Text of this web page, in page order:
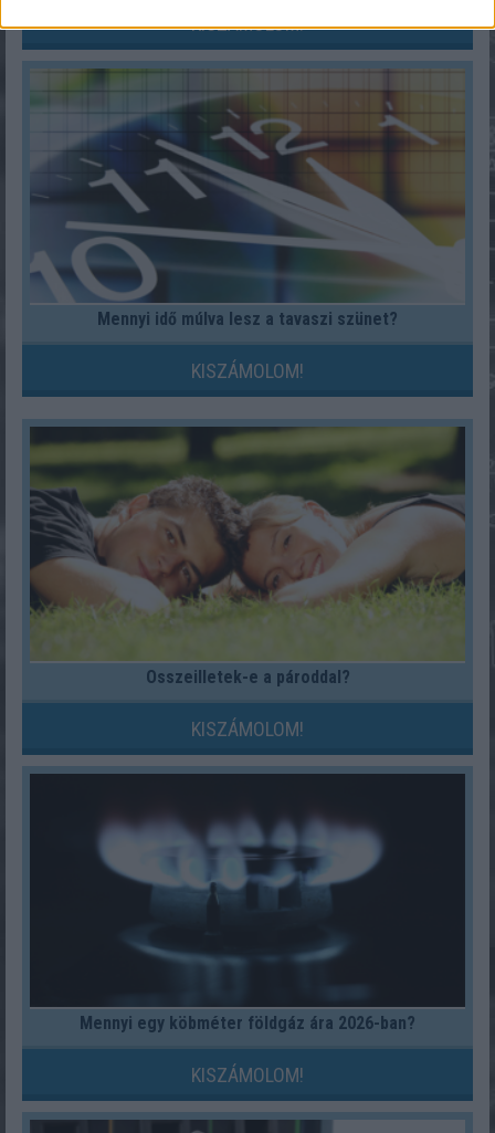
KISZÁMOLOM!
Mennyi idő múlva lesz a tavaszi szünet?
KISZÁMOLOM!
Összeilletek-e a pároddal?
KISZÁMOLOM!
Mennyi egy köbméter földgáz ára 2026-ban?
KISZÁMOLOM!